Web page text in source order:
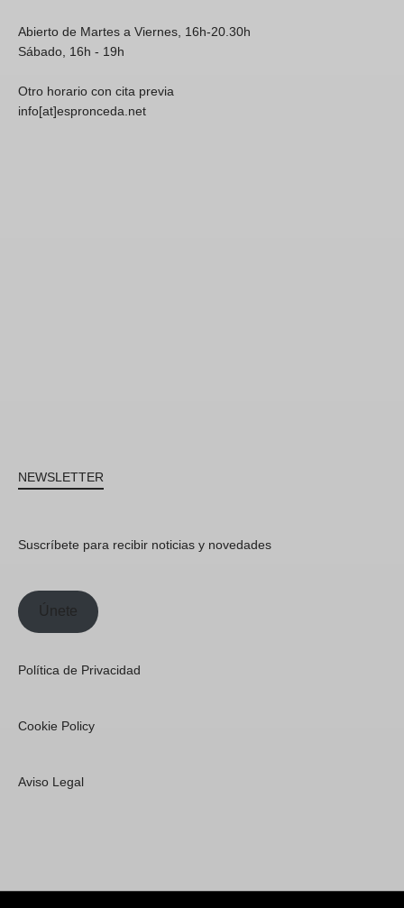
Abierto de Martes a Viernes, 16h-20.30h
Sábado, 16h - 19h
Otro horario con cita previa
info[at]espronceda.net
NEWSLETTER
Suscríbete para recibir noticias y novedades
Únete
Política de Privacidad
Cookie Policy
Aviso Legal